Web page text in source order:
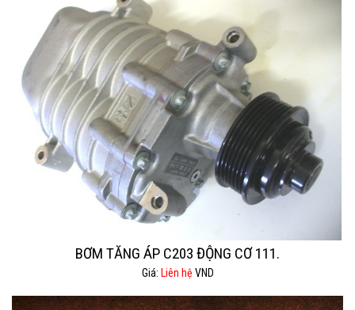
BƠM TĂNG ÁP C203 ĐỘNG CƠ 111.
Giá: Liên hệ VND